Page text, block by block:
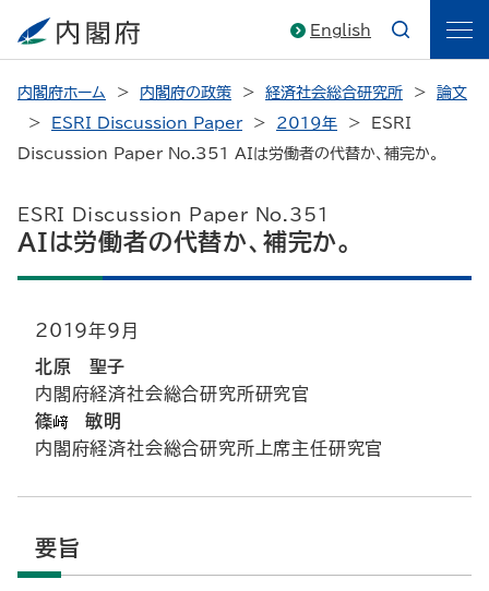
English
内閣府ホーム 内閣府の政策 経済社会総合研究所
論文
ESRI Discussion Paper
2019年
ESRI
Discussion Paper No.351 AIは労働者の代替か、補完か。
ESRI Discussion Paper No.351
AIは労働者の代替か、補完か。
2019年9月
北原
聖子
内閣府経済社会総合研究所研究官
篠
敏明
内閣府経済社会総合研究所上席主任研究官
要旨